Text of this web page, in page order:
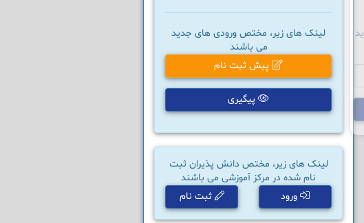
لینک های زیر، مختص ورودی های جدید
می باشند
پیش ثبت نام
پیگیری
لینک های زیر، مختص دانش پذیران ثبت
نام شده در مرکز آموزشی می باشند
ورود
ثبت نام